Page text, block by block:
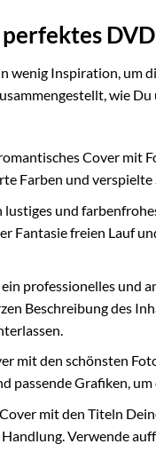
wenig Inspiration, um
wie Du
Cover mit
Farben und
und
Fantasie freien Lauf
professionelles und
Beschreibung des
mit den schönsten
passende Grafiken,
mit den Titeln
Verwende